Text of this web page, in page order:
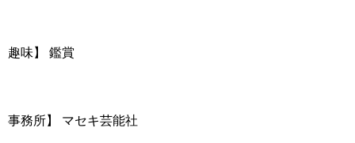
趣味】 鑑賞
事務所】 マセキ芸能社